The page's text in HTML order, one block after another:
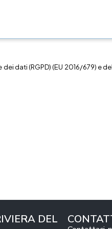
dati (RGPD) (EU 2016/679) e
DEL